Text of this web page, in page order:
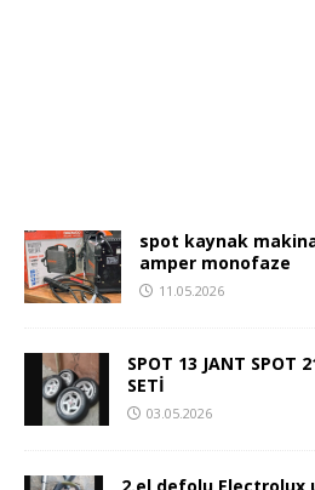
spot kaynak
amper monofaze
11.05.2026
SPOT 13 JANT SPOT
SETİ
03.05.2026
2.el defolu